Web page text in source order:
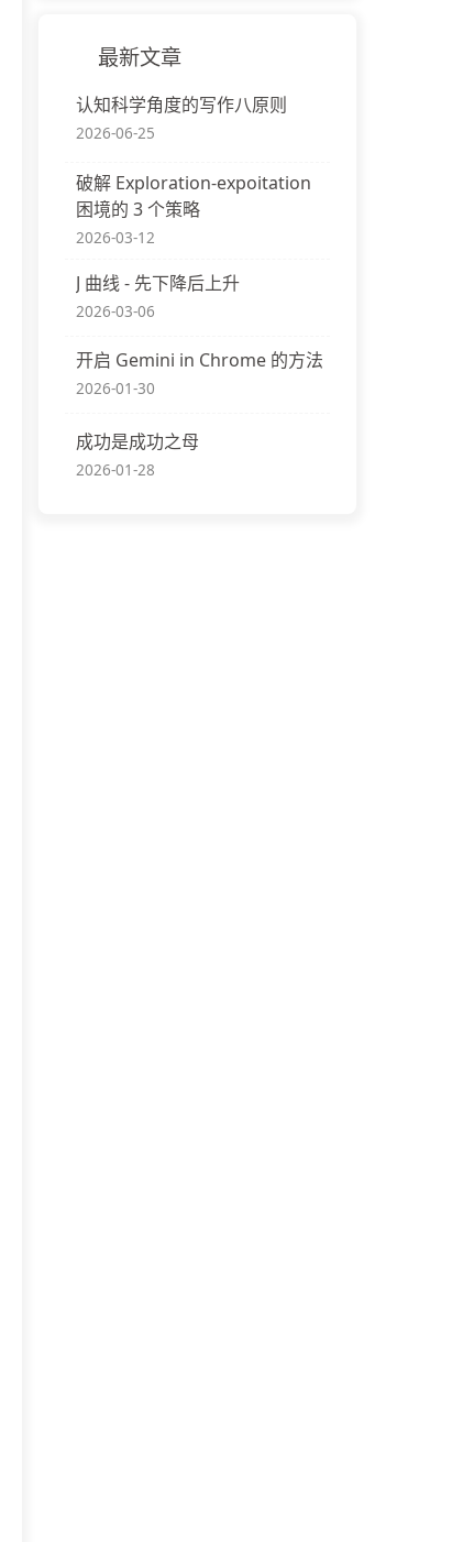
最新文章
认知科学角度的写作八原则
2026-06-25
破解 Exploration-expoitation
困境的 3 个策略
2026-03-12
J 曲线 - 先下降后上升
2026-03-06
开启 Gemini in Chrome 的方法
2026-01-30
成功是成功之母
2026-01-28